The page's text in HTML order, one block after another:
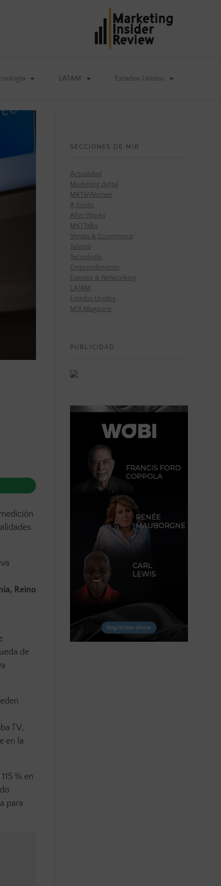
LATAM Estados Unidos
Reino
de
TV,
en la
% en
para
SECCIONES DE MIR
Actualidad
Marketing digital
MKT&Women
A fondo
After Works
MKTTalks
Ventas & Ecommerce
Talento
Tecnología
Emprendimiento
Eventos & Networking
LATAM
Estados Unidos
MIR Magazine
PUBLICIDAD